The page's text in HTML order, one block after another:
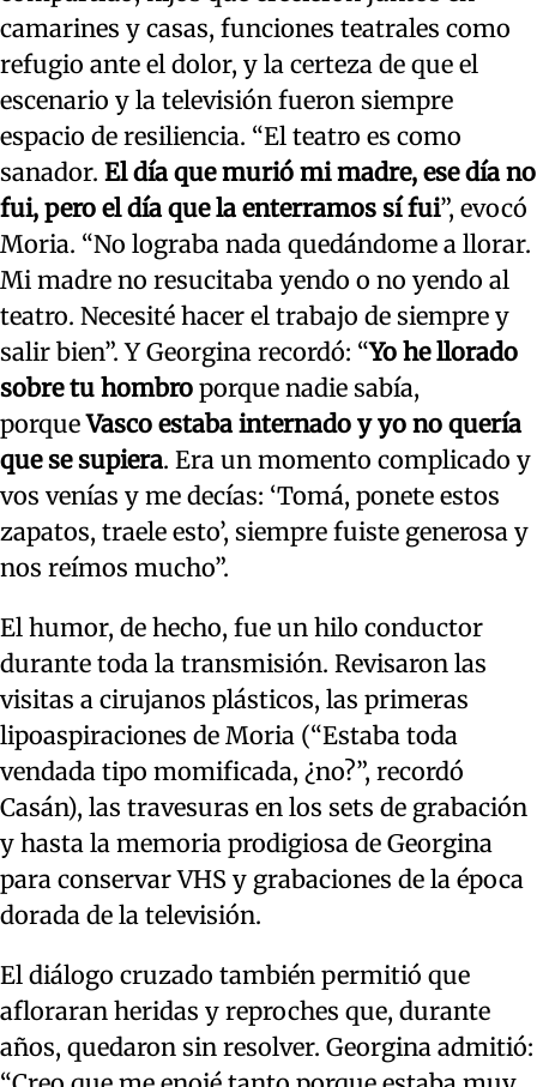
camarines y casas, funciones teatrales como
refugio ante el dolor, y la certeza de que el
escenario y la televisión fueron siempre
espacio de resiliencia. “El teatro es como
sanador. El día que murió mi madre, ese día no
fui, pero el día que la enterramos sí fui”, evocó
Moria. “No lograba nada quedándome a llorar.
Mi madre no resucitaba yendo o no yendo al
teatro. Necesité hacer el trabajo de siempre y
salir bien”. Y Georgina recordó: “Yo he llorado
sobre tu hombro porque nadie sabía,
porqueVasco estaba internado y yo no quería
que se supiera. Era un momento complicado y
vos venías y me decías: ‘Tomá, ponete estos
zapatos, traele esto’, siempre fuiste generosa y
nos reímos mucho”.
El humor, de hecho, fue un hilo conductor
durante toda la transmisión. Revisaron las
visitas a cirujanos plásticos, las primeras
lipoaspiraciones de Moria (“Estaba toda
vendada tipo momificada, ¿no?”, recordó
Casán), las travesuras en los sets de grabación
y hasta la memoria prodigiosa de Georgina
para conservar VHS y grabaciones de la época
dorada de la televisión.
El diálogo cruzado también permitió que
afloraran heridas y reproches que, durante
años, quedaron sin resolver. Georgina admitió: